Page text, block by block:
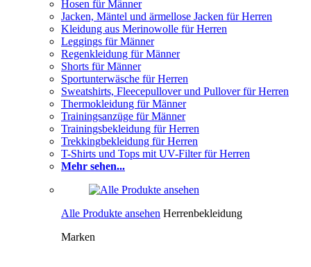
Hosen für Männer
Jacken, Mäntel und ärmellose Jacken für Herren
Kleidung aus Merinowolle für Herren
Leggings für Männer
Regenkleidung für Männer
Shorts für Männer
Sportunterwäsche für Herren
Sweatshirts, Fleecepullover und Pullover für Herren
Thermokleidung für Männer
Trainingsanzüge für Männer
Trainingsbekleidung für Herren
Trekkingbekleidung für Herren
T-Shirts und Tops mit UV-Filter für Herren
Mehr sehen...
Alle Produkte ansehen Herrenbekleidung
Marken